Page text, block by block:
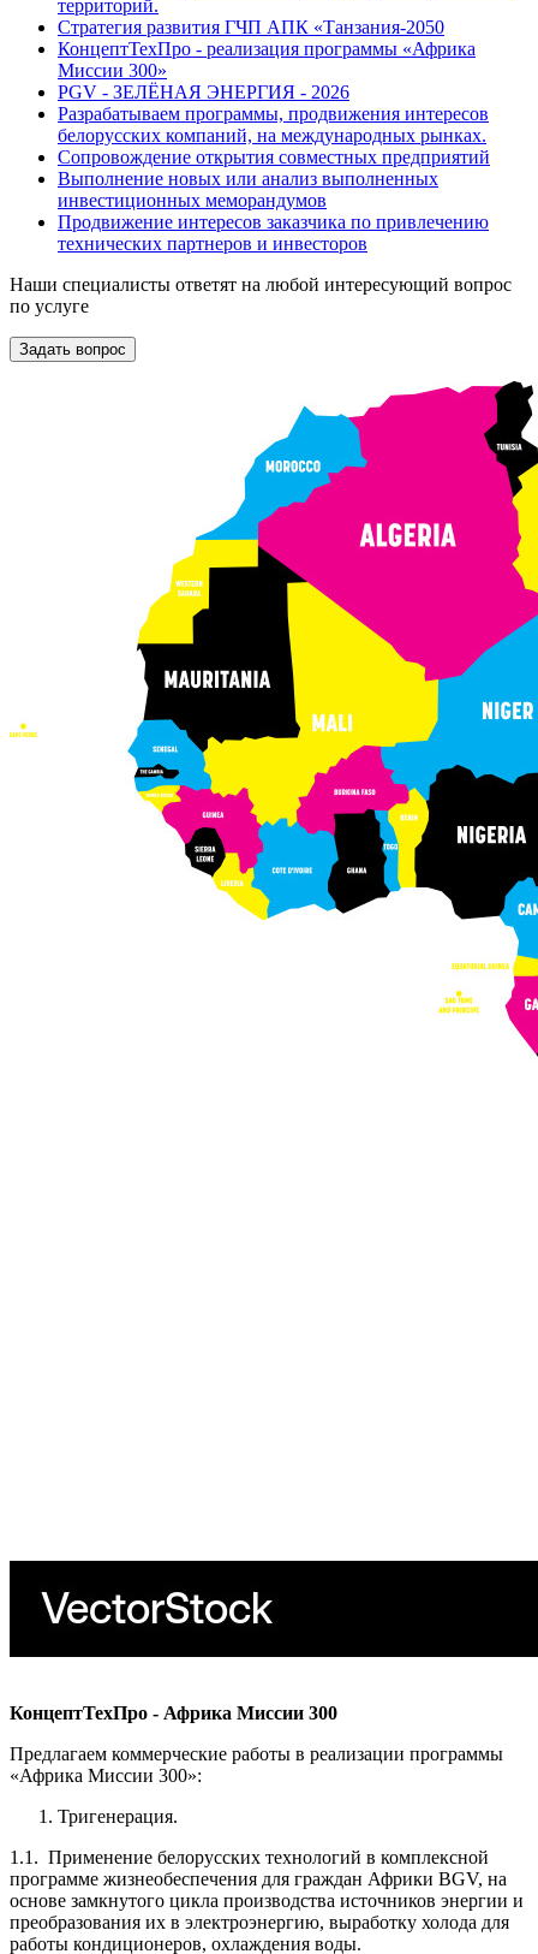
территорий.
Стратегия развития ГЧП АПК «Танзания-2050
КонцептТехПро - реализация программы «Африка
Миссии 300»
PGV - ЗЕЛЁНАЯ ЭНЕРГИЯ - 2026
Разрабатываем программы, продвижения интересов
белорусских компаний, на международных рынках.
Сопровождение открытия совместных предприятий
Выполнение новых или анализ выполненных
инвестиционных меморандумов
Продвижение интересов заказчика по привлечению
технических партнеров и инвесторов
Наши специалисты ответят на любой интересующий вопрос
по услуге
Задать вопрос
КонцептТехПро - Африка Миссии 300
Предлагаем коммерческие работы в реализации программы
«Африка Миссии 300»:
Тригенерация.
1.1. Применение белорусских технологий в комплексной
программе жизнеобеспечения для граждан Африки BGV, на
основе замкнутого цикла производства источников энергии и
преобразования их в электроэнергию, выработку холода для
работы кондиционеров, охлаждения воды.